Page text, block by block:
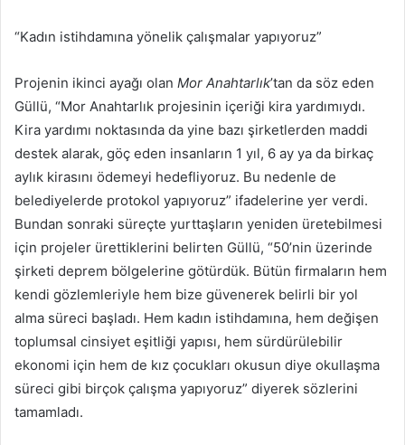
“Kadın istihdamına yönelik çalışmalar yapıyoruz”
Projenin ikinci ayağı olan Mor Anahtarlık’tan da söz eden
Güllü, “Mor Anahtarlık projesinin içeriği kira yardımıydı.
Kira yardımı noktasında da yine bazı şirketlerden maddi
destek alarak, göç eden insanların 1 yıl, 6 ay ya da birkaç
aylık kirasını ödemeyi hedefliyoruz. Bu nedenle de
belediyelerde protokol yapıyoruz” ifadelerine yer verdi.
Bundan sonraki süreçte yurttaşların yeniden üretebilmesi
için projeler ürettiklerini belirten Güllü, “50’nin üzerinde
şirketi deprem bölgelerine götürdük. Bütün firmaların hem
kendi gözlemleriyle hem bize güvenerek belirli bir yol
alma süreci başladı. Hem kadın istihdamına, hem değişen
toplumsal cinsiyet eşitliği yapısı, hem sürdürülebilir
ekonomi için hem de kız çocukları okusun diye okullaşma
süreci gibi birçok çalışma yapıyoruz” diyerek sözlerini
tamamladı.